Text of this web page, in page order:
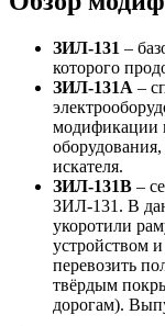
ЗИЛ-131 –
которого
ЗИЛ-131А –
модификации
искателя.
ЗИЛ-131В –
ЗИЛ-131. В
укоротили
устройством
перевозить
твёрдым
дорогам).